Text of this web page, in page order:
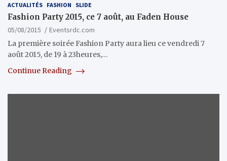
ACTUALITÉS FASHION SLIDE
Fashion Party 2015, ce 7 août, au Faden House
05/08/2015
Eventsrdc.com
La première soirée Fashion Party aura lieu ce vendredi 7
août 2015, de 19 à 23heures,…
Continue Reading